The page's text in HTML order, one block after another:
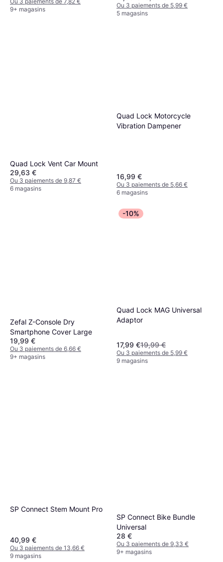
9+ magasins
Ou 3 paiements de 5,99 €
5 magasins
Quad Lock Vent Car Mount
29,63 €
Ou 3 paiements de 9,87 €
6 magasins
Quad Lock Motorcycle
Vibration Dampener
16,99 €
Ou 3 paiements de 5,66 €
6 magasins
Zefal Z-Console Dry
Smartphone Cover Large
19,99 €
Ou 3 paiements de 6,66 €
9+ magasins
-10%
Quad Lock MAG Universal
Adaptor
17,99 €19,99 €
Ou 3 paiements de 5,99 €
9 magasins
SP Connect Stem Mount Pro
40,99 €
Ou 3 paiements de 13,66 €
9 magasins
SP Connect Bike Bundle
Universal
28 €
Ou 3 paiements de 9,33 €
9+ magasins